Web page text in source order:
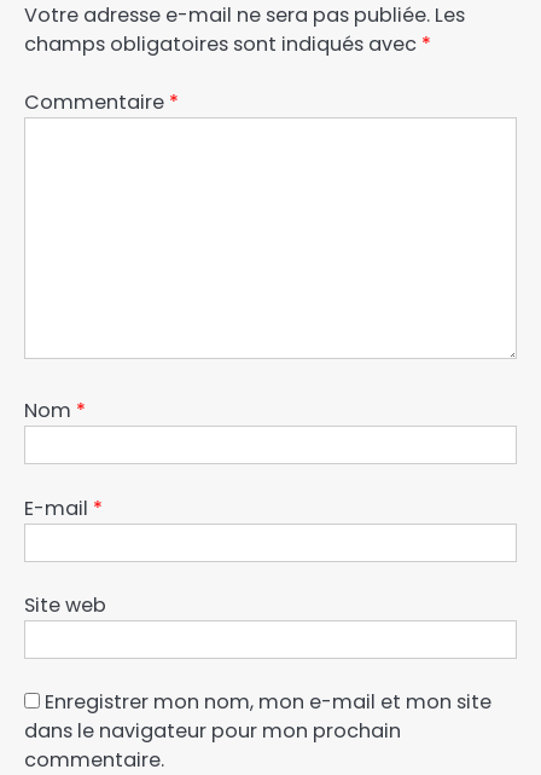
Votre adresse e-mail ne sera pas publiée. Les
champs obligatoires sont indiqués avec *
Commentaire *
Nom *
E-mail *
Site web
Enregistrer mon nom, mon e-mail et mon site
dans le navigateur pour mon prochain
commentaire.